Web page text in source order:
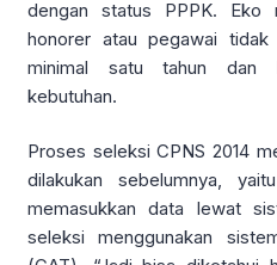
dengan status PPPK. Eko
honorer atau pegawai
minimal satu tahun dan
kebutuhan.
Proses seleksi CPNS 2014
dilakukan sebelumnya,
memasukkan data lewat
seleksi menggunakan